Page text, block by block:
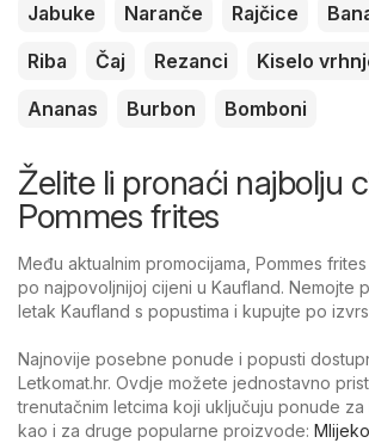
Jabuke
Naranče Rajčice
Riba
Čaj Rezanci Kiselo
Ananas
Burbon Bomboni
Želite li pronaći najbolju
Pommes frites
Među aktualnim promocijama, Pommes
po najpovoljnijoj cijeni u Kaufland. Nemojte
letak Kaufland s popustima i kupujte po
Najnovije posebne ponude i popusti
Letkomat.hr. Ovdje možete jednostavno
trenutačnim letcima koji uključuju ponude za
kao i za druge popularne proizvode: Mlijeko